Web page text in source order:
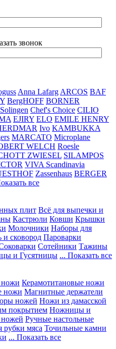
звонок
Anna Lafarg ARCOS BAF
BergHOFF BORNER
Chef's Choice CILIO
EJIRY ELO EMILE HENRY
Ivo KAMBUKKA
MARCATO Microplane
WELCH Roesle
ZWIESEL SILAMPOS
VIVA Scandinavia
Zassenhaus BERGER
все
плит Всё для выпечки и
Кастрюли Ковши Крышки
Молочники Наборы для
сковород Пароварки
Сотейники Тажины
и Гусятницы ... Показать все
ножи Керамотитановые ножи
ножи Магнитные держатели
ножей Ножи из дамасской
покрытием Ножницы и
ножей Ручные настольные
рубки мяса Точильные камни
... Показать все